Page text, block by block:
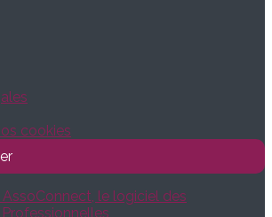
cookies
le logiciel des